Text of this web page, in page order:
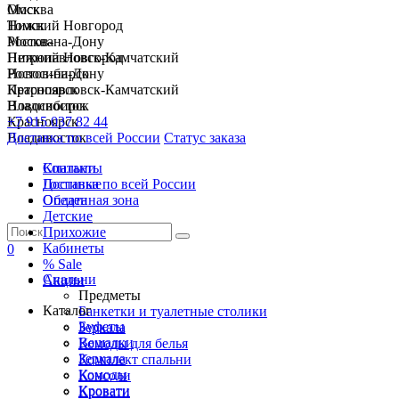
Москва
Нижний Новгород
Ростов-на-Дону
Петропавловск-Камчатский
Новосибирск
Красноярск
Владивосток
+7 915 037 82 44
Доставка по всей России Статус заказа
Спальни
Гостиные
Обеденная зона
Детские
Прихожие
Кабинеты
% Sale
Акции
Каталог
Буфеты
Вешалки
Зеркала
Комоды
Кровати
Омск
Томск
Москва
Нижний Новгород
Ростов-на-Дону
Петропавловск-Камчатский
Новосибирск
Красноярск
Владивосток
Контакты
Доставка по всей России
Оплата
0
Спальни
Предметы
Банкетки и туалетные столики
Зеркала
Комоды для белья
Комплект спальни
Консоли
Кровати